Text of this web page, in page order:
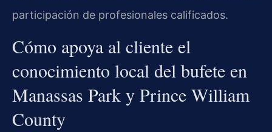
participación de profesionales calificados.
Cómo apoya al cliente el
conocimiento local del bufete en
Manassas Park y Prince William
County